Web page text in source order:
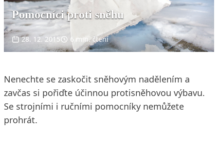
Pomocníci proti sněhu
28. 12. 2015 6 min. čtení
Nenechte se zaskočit sněhovým nadělením a
zavčas si pořiďte účinnou protisněhovou výbavu.
Se strojními i ručními pomocníky nemůžete
prohrát.